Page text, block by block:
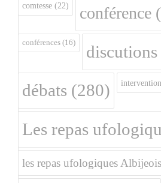
comtesse (22) conférence
conférences (16) discutions
débats (280)
Les repas
les repas ufologiques Albijeois